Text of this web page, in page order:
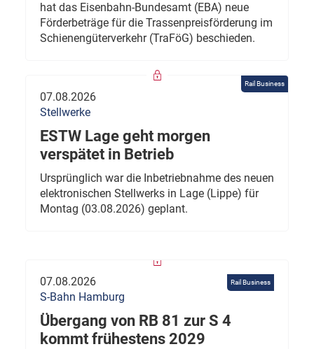
hat das Eisenbahn-Bundesamt (EBA) neue
Förderbeträge für die Trassenpreisförderung im
Schienengüterverkehr (TraFöG) beschieden.
Rail Business
07.08.2026
Stellwerke
ESTW Lage geht morgen
verspätet in Betrieb
Ursprünglich war die Inbetriebnahme des neuen
elektronischen Stellwerks in Lage (Lippe) für
Montag (03.08.2026) geplant.
Rail Business
07.08.2026
S-Bahn Hamburg
Übergang von RB 81 zur S 4
kommt frühestens 2029